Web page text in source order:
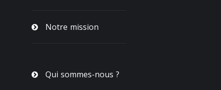
Notre mission
Qui sommes-nous ?